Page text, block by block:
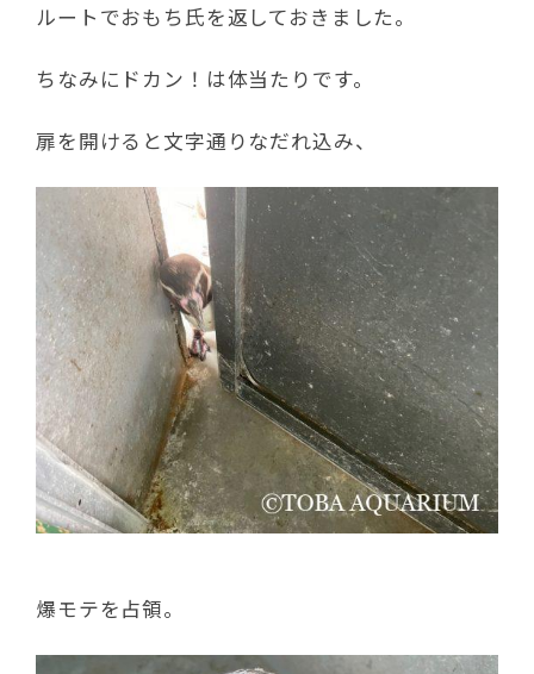
ルートでおもち氏を返しておきました。
ちなみにドカン！は体当たりです。
扉を開けると文字通りなだれ込み、
爆モテを占領。